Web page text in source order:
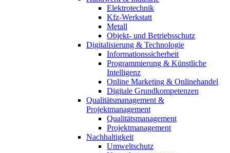
Elektrotechnik
Kfz-Werkstatt
Metall
Objekt- und Betriebsschutz
Digitalisierung & Technologie
Informationssicherheit
Programmierung & Künstliche
Intelligenz
Online Marketing & Onlinehandel
Digitale Grundkompetenzen
Qualitätsmanagement &
Projektmanagement
Qualitätsmanagement
Projektmanagement
Nachhaltigkeit
Umweltschutz